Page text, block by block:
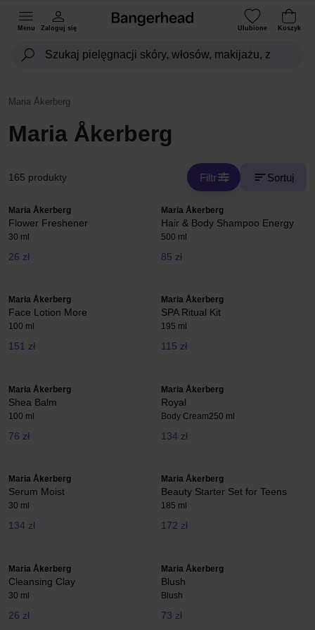
Menu Zaloguj się Ulubione Koszyk
Maria Åkerberg
Maria Åkerberg
165 produkty Filtr Sortuj
Maria Åkerberg
Flower Freshener
30 ml
26 zł
Maria Åkerberg
Hair & Body Shampoo Energy
500 ml
85 zł
Maria Åkerberg
Face Lotion More
100 ml
151 zł
Maria Åkerberg
SPA Ritual Kit
195 ml
115 zł
Maria Åkerberg
Shea Balm
100 ml
76 zł
Maria Åkerberg
Royal
Body Cream250 ml
134 zł
Maria Åkerberg
Serum Moist
30 ml
134 zł
Maria Åkerberg
Beauty Starter Set for Teens
185 ml
172 zł
Maria Åkerberg
Cleansing Clay
30 ml
26 zł
Maria Åkerberg
Blush
Blush
73 zł